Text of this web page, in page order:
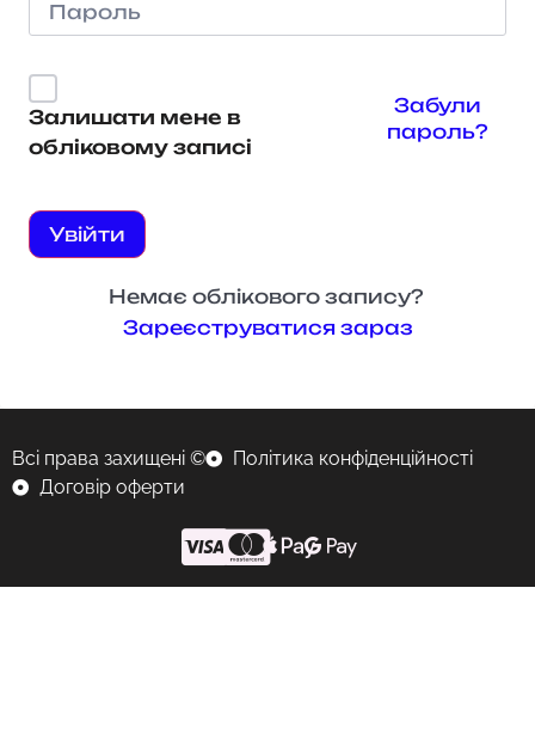
Залишати мене в
обліковому записі
Забули
пароль?
Увійти
Немає облікового запису?
Зареєструватися зараз
Всі права захищені ©
Політика конфіденційності
Договір оферти